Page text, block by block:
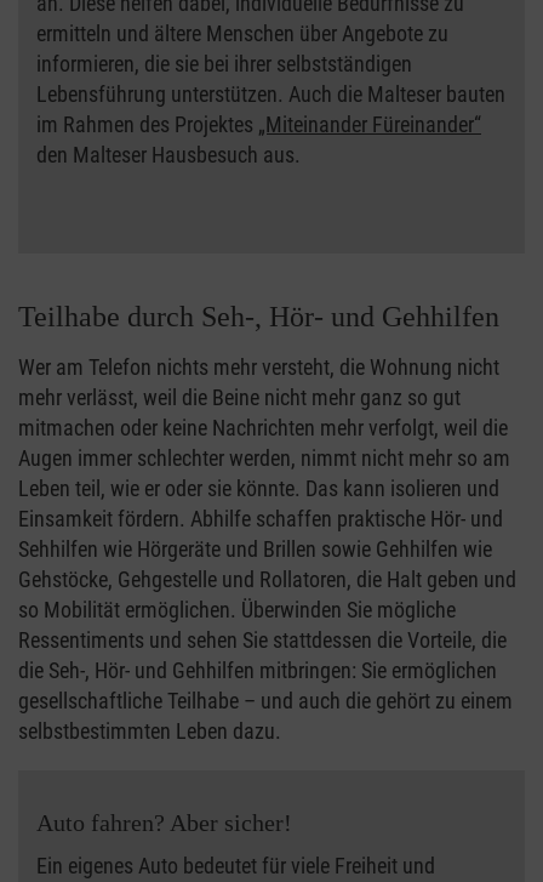
ermitteln und ältere Menschen über Angebote zu
informieren, die sie bei ihrer selbstständigen
Lebensführung unterstützen. Auch die Malteser bauten
im Rahmen des Projektes „Miteinander Füreinander“
den Malteser Hausbesuch aus.
Teilhabe durch Seh-, Hör- und Gehhilfen
Wer am Telefon nichts mehr versteht, die Wohnung nicht
mehr verlässt, weil die Beine nicht mehr ganz so gut
mitmachen oder keine Nachrichten mehr verfolgt, weil die
Augen immer schlechter werden, nimmt nicht mehr so am
Leben teil, wie er oder sie könnte. Das kann isolieren und
Einsamkeit fördern. Abhilfe schaffen praktische Hör- und
Sehhilfen wie Hörgeräte und Brillen sowie Gehhilfen wie
Gehstöcke, Gehgestelle und Rollatoren, die Halt geben und
so Mobilität ermöglichen. Überwinden Sie mögliche
Ressentiments und sehen Sie stattdessen die Vorteile, die
die Seh-, Hör- und Gehhilfen mitbringen: Sie ermöglichen
gesellschaftliche Teilhabe – und auch die gehört zu einem
selbstbestimmten Leben dazu.
Auto fahren? Aber sicher!
Ein eigenes Auto bedeutet für viele Freiheit und